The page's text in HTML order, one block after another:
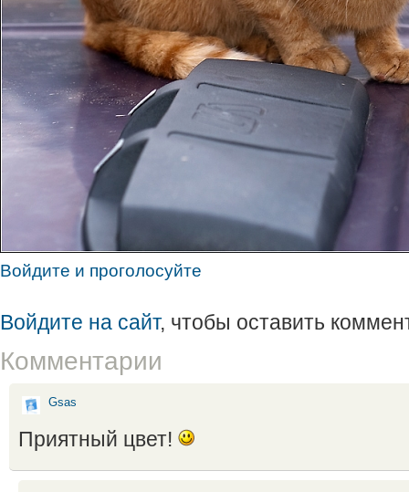
Войдите и проголосуйте
Войдите на сайт, чтобы оставить
Комментарии
Gsas
Приятный цвет!